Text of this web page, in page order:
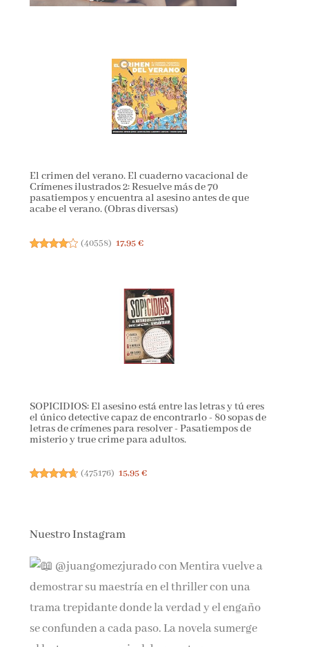
El crimen del verano. El cuaderno vacacional de
Crímenes ilustrados 2: Resuelve más de 70
pasatiempos y encuentra al asesino antes de que
acabe el verano. (Obras diversas)
(40558) 17,95 €
SOPICIDIOS: El asesino está entre las letras y tú eres
el único detective capaz de encontrarlo - 80 sopas de
letras de crímenes para resolver - Pasatiempos de
misterio y true crime para adultos.
(475176) 15,95 €
Nuestro Instagram